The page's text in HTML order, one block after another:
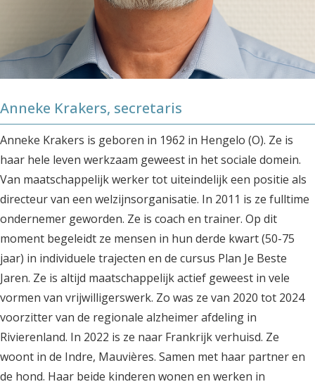
Anneke Krakers, secretaris
Anneke Krakers is geboren in 1962 in Hengelo (O). Ze is
haar hele leven werkzaam geweest in het sociale domein.
Van maatschappelijk werker tot uiteindelijk een positie als
directeur van een welzijnsorganisatie. In 2011 is ze fulltime
ondernemer geworden. Ze is coach en trainer. Op dit
moment begeleidt ze mensen in hun derde kwart (50-75
jaar) in individuele trajecten en de cursus Plan Je Beste
Jaren. Ze is altijd maatschappelijk actief geweest in vele
vormen van vrijwilligerswerk. Zo was ze van 2020 tot 2024
voorzitter van de regionale alzheimer afdeling in
Rivierenland. In 2022 is ze naar Frankrijk verhuisd. Ze
woont in de Indre, Mauvières. Samen met haar partner en
de hond. Haar beide kinderen wonen en werken in